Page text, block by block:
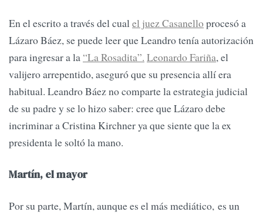
En el escrito a través del cualel juez Casanelloprocesó a
Lázaro Báez, se puede leer que Leandro tenía autorización
para ingresar a la “La Rosadita”. Leonardo Fariña, el
valijero arrepentido, aseguró que su presencia allí era
habitual. Leandro Báez no comparte la estrategia judicial
de su padre y se lo hizo saber: cree que Lázaro debe
incriminar a Cristina Kirchner ya que siente que la ex
presidenta le soltó la mano.
Martín, el mayor
Por su parte, Martín, aunque es el más mediático, es un